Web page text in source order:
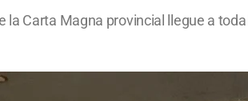
Carta Magna provincial llegue a